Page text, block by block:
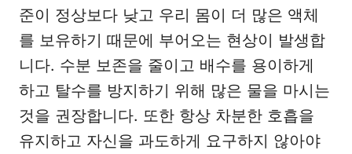
준이 정상보다 낮고 우리 몸이 더 많은 액체
를 보유하기 때문에 부어오는 현상이 발생합
니다. 수분 보존을 줄이고 배수를 용이하게
하고 탈수를 방지하기 위해 많은 물을 마시는
것을 권장합니다. 또한 항상 차분한 호흡을
유지하고 자신을 과도하게 요구하지 않아야